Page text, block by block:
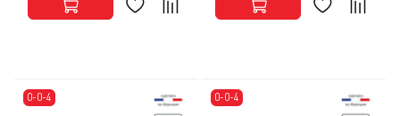
0-0-4 0-0-4